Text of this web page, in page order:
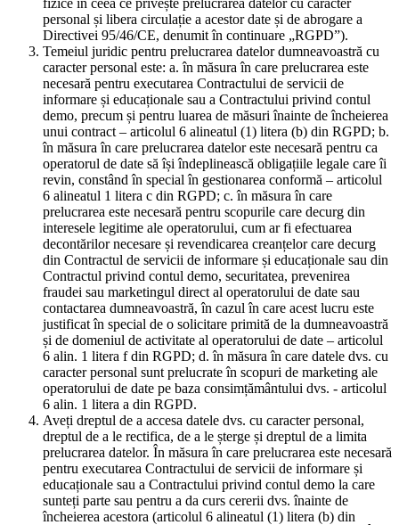
fizice în ceea ce privește prelucrarea datelor cu caracter
personal și libera circulație a acestor date și de abrogare a
Directivei 95/46/CE, denumit în continuare „RGPD”).
Temeiul juridic pentru prelucrarea datelor dumneavoastră cu
caracter personal este: a. în măsura în care prelucrarea este
necesară pentru executarea Contractului de servicii de
informare și educaționale sau a Contractului privind contul
demo, precum și pentru luarea de măsuri înainte de încheierea
unui contract – articolul 6 alineatul (1) litera (b) din RGPD; b.
în măsura în care prelucrarea datelor este necesară pentru ca
operatorul de date să își îndeplinească obligațiile legale care îi
revin, constând în special în gestionarea conformă – articolul
6 alineatul 1 litera c din RGPD; c. în măsura în care
prelucrarea este necesară pentru scopurile care decurg din
interesele legitime ale operatorului, cum ar fi efectuarea
decontărilor necesare și revendicarea creanțelor care decurg
din Contractul de servicii de informare și educaționale sau din
Contractul privind contul demo, securitatea, prevenirea
fraudei sau marketingul direct al operatorului de date sau
contactarea dumneavoastră, în cazul în care acest lucru este
justificat în special de o solicitare primită de la dumneavoastră
și de domeniul de activitate al operatorului de date – articolul
6 alin. 1 litera f din RGPD; d. în măsura în care datele dvs. cu
caracter personal sunt prelucrate în scopuri de marketing ale
operatorului de date pe baza consimțământului dvs. - articolul
6 alin. 1 litera a din RGPD.
Aveți dreptul de a accesa datele dvs. cu caracter personal,
dreptul de a le rectifica, de a le șterge și dreptul de a limita
prelucrarea datelor. În măsura în care prelucrarea este necesară
pentru executarea Contractului de servicii de informare și
educaționale sau a Contractului privind contul demo la care
sunteți parte sau pentru a da curs cererii dvs. înainte de
încheierea acestora (articolul 6 alineatul (1) litera (b) din